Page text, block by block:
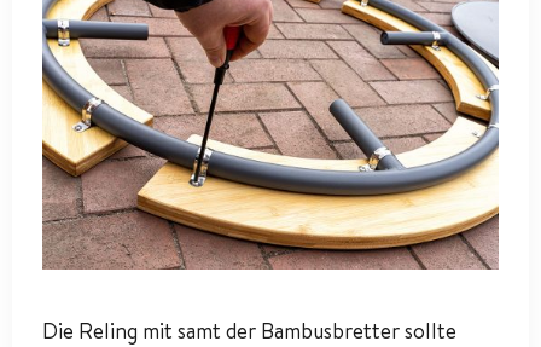
Die Reling mit samt der Bambusbretter sollte